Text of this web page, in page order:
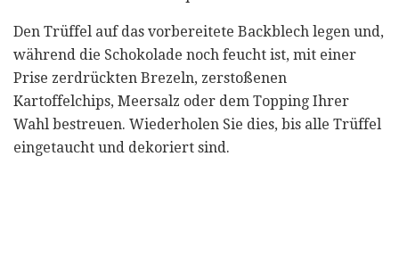
Den Trüffel auf das vorbereitete Backblech legen und,
während die Schokolade noch feucht ist, mit einer
Prise zerdrückten Brezeln, zerstoßenen
Kartoffelchips, Meersalz oder dem Topping Ihrer
Wahl bestreuen. Wiederholen Sie dies, bis alle Trüffel
eingetaucht und dekoriert sind.